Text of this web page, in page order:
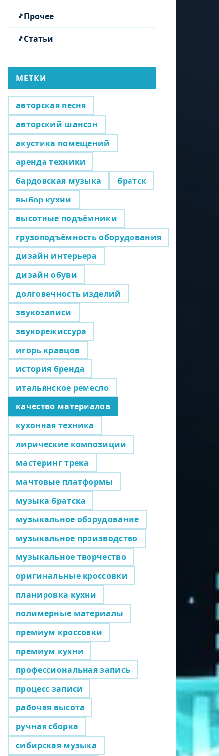
Прочее
Статьи
МЕТКИ
авторская песня
авторский шансон
акустика помещений
аренда техники
бардовская музыка
братск
выбор кухни
высотные подъёмники
грузоподъёмность оборудования
дизайн интерьера
дизайн обуви
долговечность изделий
звукозаписи
звукорежиссура
игорь кравцов
история бренда
итальянское ремесло
качество материалов
кухонная техника
лирические композиции
мастеринг трека
мачтовые платформы
музыка братска
музыкальное оборудование
музыкальное производство
музыкальное творчество
оригинальные кроссовки
планировка кухни
полимерные материалы
премиум кроссовки
премиум кухни
профессиональная запись
процесс записи
рабочая высота
ручная сборка
сибирская музыка